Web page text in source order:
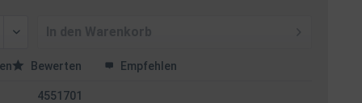
Bewerten Empfehlen
4551701